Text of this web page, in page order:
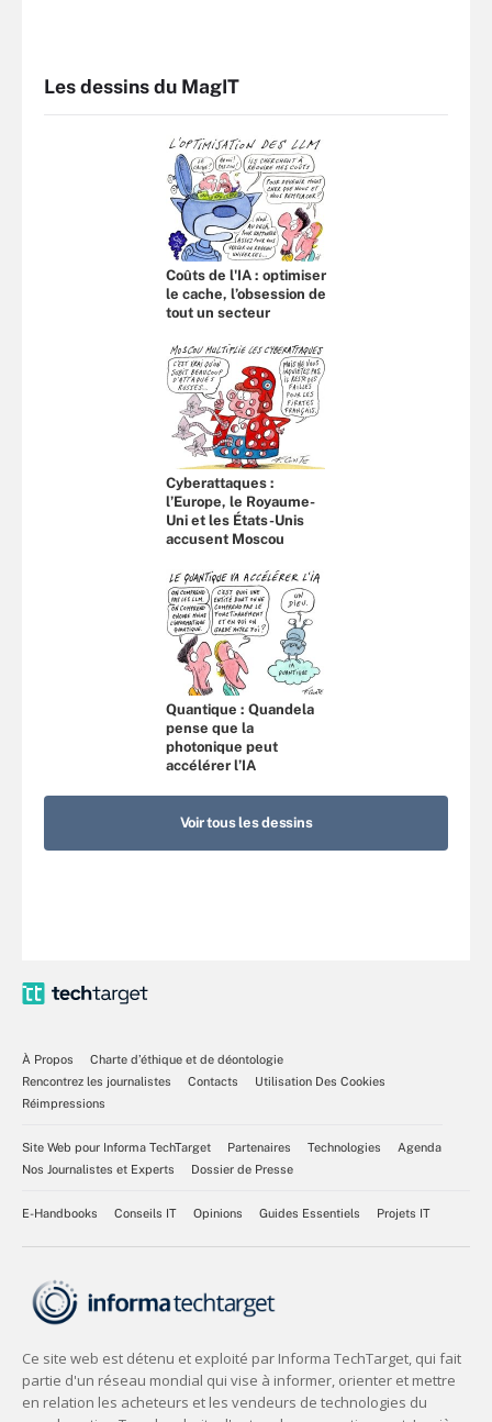
Les dessins du MagIT
Coûts de l'IA : optimiser
le cache, l’obsession de
tout un secteur
Cyberattaques :
l’Europe, le Royaume-
Uni et les États-Unis
accusent Moscou
Quantique : Quandela
pense que la
photonique peut
accélérer l’IA
Voir tous les dessins
À Propos
Charte d’éthique et de déontologie
Rencontrez les journalistes
Contacts
Utilisation Des Cookies
Réimpressions
Site Web pour Informa TechTarget Partenaires Technologies
Agenda
Nos Journalistes et Experts
Dossier de Presse
E-Handbooks Conseils IT Opinions Guides Essentiels Projets IT